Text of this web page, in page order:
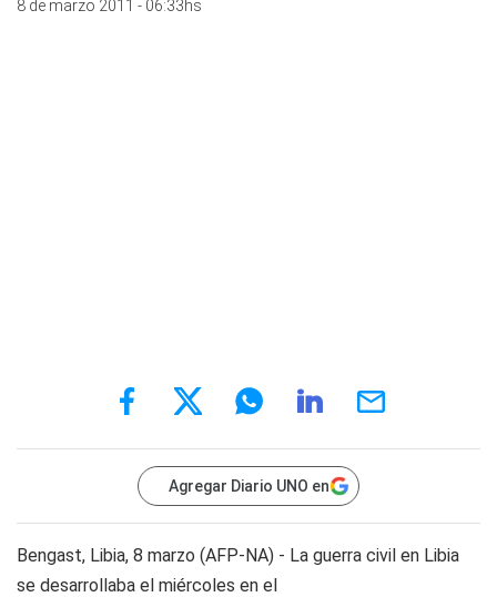
8 de marzo 2011 - 06:33hs
Agregar Diario UNO en
Bengast, Libia, 8 marzo (AFP-NA) - La guerra civil en Libia
se desarrollaba el miércoles en el